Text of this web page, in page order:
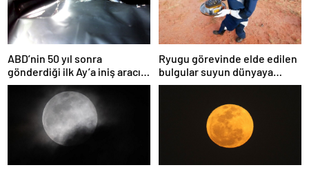
ABD’nin 50 yıl sonra
gönderdiği ilk Ay’a iniş aracı
Peregrine atmosferde
yanarak denize düştü
Ryugu görevinde elde edilen
bulgular suyun dünyaya
asteroitlerce getirilmiş